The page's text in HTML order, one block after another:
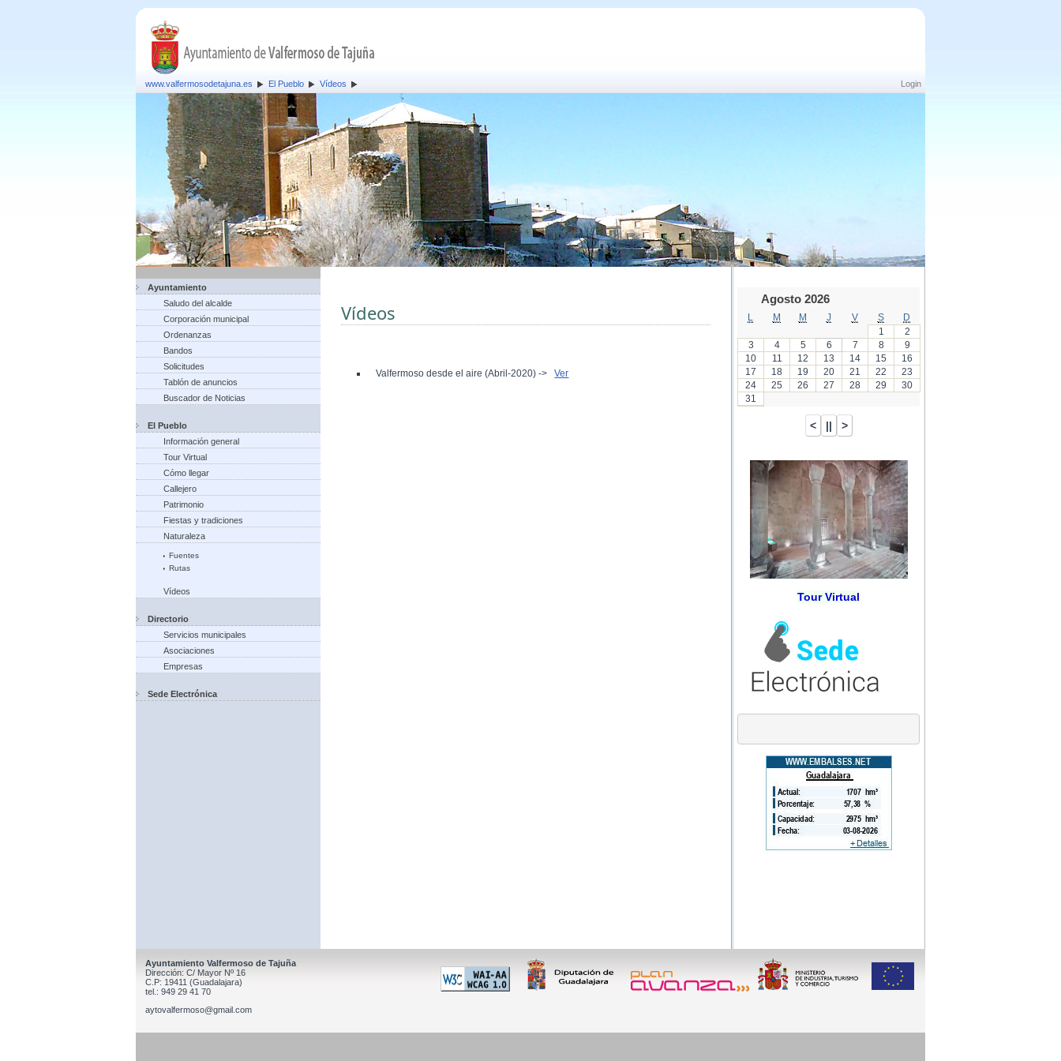
Login
www.valfermosodetajuna.es El Pueblo Vídeos
Ayuntamiento
Saludo del alcalde
Corporación municipal
Ordenanzas
Bandos
Solicitudes
Tablón de anuncios
Buscador de Noticias
El Pueblo
Información general
Tour Virtual
Cómo llegar
Callejero
Patrimonio
Fiestas y tradiciones
Naturaleza
Fuentes
Rutas
Vídeos
Directorio
Servicios municipales
Asociaciones
Empresas
Sede Electrónica
Vídeos
Valfermoso desde el aire (Abril-2020) ->Ver
Agosto 2026
M M J V S
D
1
2
3
4 5 6 7 8
9
10
11 12 13 14 15
16
17
18 19 20 21 22
23
24
25 26 27 28 29
30
31
Tour Virtual
Ayuntamiento Valfermoso de Tajuña
Dirección: C/ Mayor Nº 16
C.P: 19411 (Guadalajara)
tel.: 949 29 41 70
aytovalfermoso@gmail.com